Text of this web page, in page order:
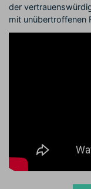
der
mit unübertroffenen